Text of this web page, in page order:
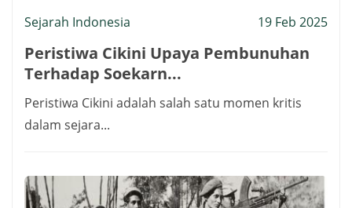
Sejarah Indonesia 19 Feb 2025
Peristiwa Cikini Upaya Pembunuhan
Terhadap Soekarn...
Peristiwa Cikini adalah salah satu momen kritis
dalam sejara...